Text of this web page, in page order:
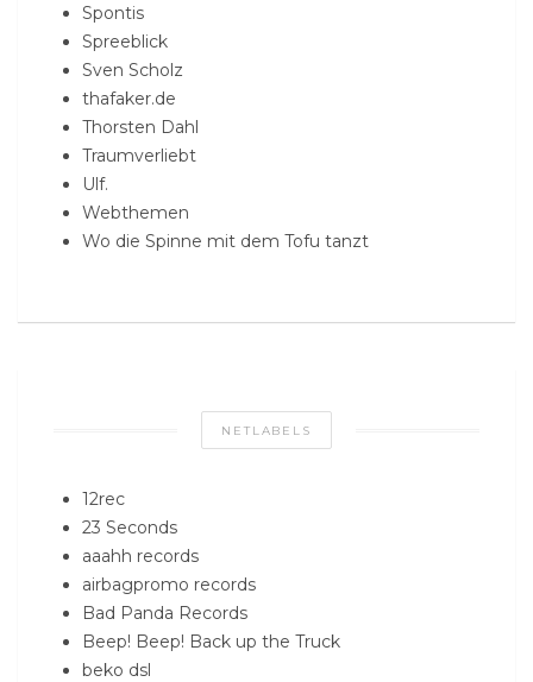
Spontis
Spreeblick
Sven Scholz
thafaker.de
Thorsten Dahl
Traumverliebt
Ulf.
Webthemen
Wo die Spinne mit dem Tofu tanzt
NETLABELS
12rec
23 Seconds
aaahh records
airbagpromo records
Bad Panda Records
Beep! Beep! Back up the Truck
beko dsl